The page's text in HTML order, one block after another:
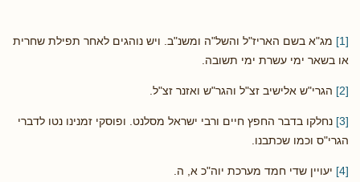
[1]
מג"א בשם האריז"ל והשל"ה ומשנ"ב. ויש נוהגים לאחר תפילת שחרית
או בשאר ימי עשרת ימי תשובה.
[2] הגרי"ש אלישיב זצ"ל והגר"ש ואזנר זצ"ל.
[3]
נחלקו בדבר החפץ חיים ורבי ישראל מסלנט. ופוסקי זמנינו נטו לדברי
הגרי"ס וכמו שכתבנו.
[4] יעויין שדי חמד מערכת יוה"כ א, ה.